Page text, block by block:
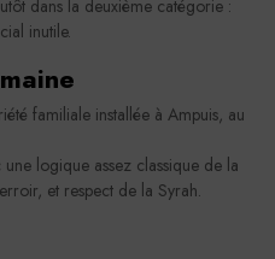
dans la deuxième catégorie :
inutile.
familiale installée à Ampuis, au
logique assez classique de la
et respect de la Syrah.